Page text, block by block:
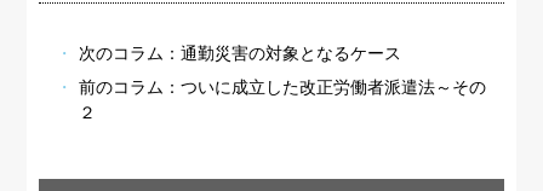
次のコラム： 通勤災害の対象となるケース
前のコラム： ついに成立した改正労働者派遣法～その
２